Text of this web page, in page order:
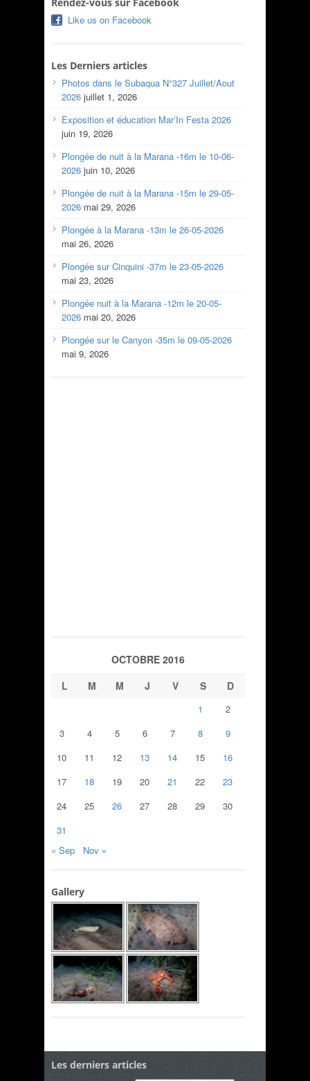
Like us on Facebook
Les Derniers articles
Photos dans le Subaqua N°327 Juillet/Aout
2026 juillet 1, 2026
Exposition et éducation Mar’In Festa 2026
juin 19, 2026
Plongée de nuit à la Marana -16m le 10-06-
2026 juin 10, 2026
Plongée de nuit à la Marana -15m le 29-05-
2026 mai 29, 2026
Plongée à la Marana -13m le 26-05-2026
mai 26, 2026
Plongée sur Cinquini -37m le 23-05-2026
mai 23, 2026
Plongée nuit à la Marana -12m le 20-05-
2026 mai 20, 2026
Plongée sur le Canyon -35m le 09-05-2026
mai 9, 2026
OCTOBRE 2016
L
M M J V S D
1
2
3
4 5 6 7 8
9
10
11 12 13 14 15
16
17
18 19 20 21 22
23
24
25 26 27 28 29
30
31
« Sep
Nov »
Gallery
Les derniers articles